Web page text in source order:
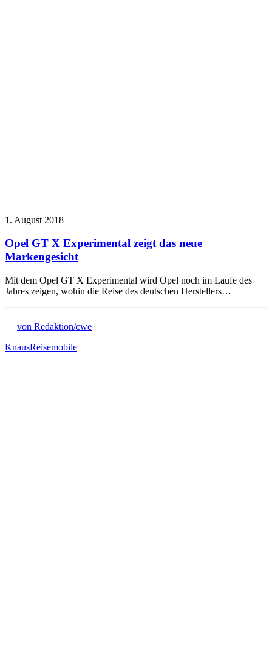
1. August 2018
Opel GT X Experimental zeigt das neue
Markengesicht
Mit dem Opel GT X Experimental wird Opel noch im Laufe des
Jahres zeigen, wohin die Reise des deutschen Herstellers…
von Redaktion/cwe
KnausReisemobile